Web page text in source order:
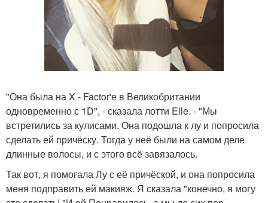
"Она была на X - Factor'е в Великобритании
одновременно с 1D", - сказала лотти Elle. - "Мы
встретились за кулисами. Она подошла к лу и попросила
сделать ей причёску. Тогда у неё были на самом деле
длинные волосы, и с этого всё завязалось.
Так вот, я помогала Лу с её причёской, и она попросила
меня подправить ей макияж. Я сказала "конечно, я могу